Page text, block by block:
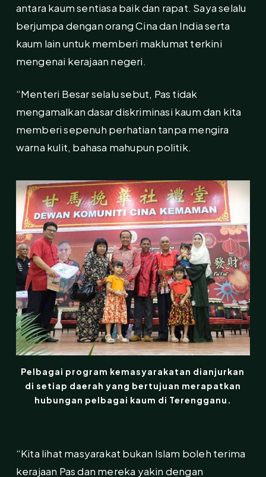
antara kaum sentiasa baik dan rapat. Saya selalu
berjumpa dengan orang Cina dan India serta
kaum lain untuk memberi maklumat terkini
mengenai kerajaan negeri.
“Menteri Besar selalu sebut, Pas tidak
mengamalkan dasar diskriminasi kaum dan kita
memberi sepenuh perhatian tanpa mengira
warna kulit, bahasa mahupun politik.
Pelbagai program kemasyarakatan dianjurkan
di setiap daerah yang bertujuan merapatkan
hubungan pelbagai kaum di Terengganu.
“Kita lihat masyarakat bukan Islam boleh terima
kerajaan Pas dan mereka yakin dengan